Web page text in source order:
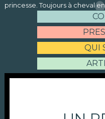
princesse. Toujours à cheval
QUI